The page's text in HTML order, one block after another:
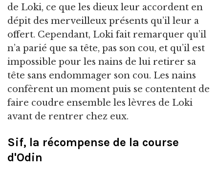
de Loki, ce que les dieux leur accordent en
dépit des merveilleux présents qu’il leur a
offert. Cependant, Loki fait remarquer qu’il
n’a parié que sa tête, pas son cou, et qu’il est
impossible pour les nains de lui retirer sa
tête sans endommager son cou. Les nains
confèrent un moment puis se contentent de
faire coudre ensemble les lèvres de Loki
avant de rentrer chez eux.
Sif, la récompense de la course
d'Odin